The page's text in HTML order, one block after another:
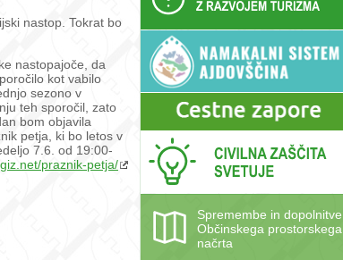
nastop. Tokrat bo
nastopajoče, da
kot vabilo
sezono v
teh sporočil, zato
bom objavila
petja, ki bo letos v
7.6. od 19:00-
praznik-petja/
Spremembe in dopolnitve
Občinskega prostorskega
načrta